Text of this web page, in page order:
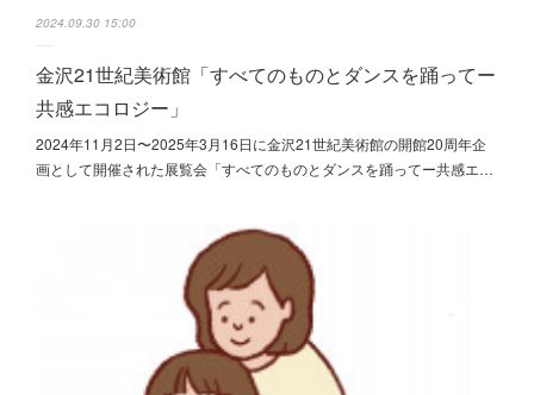
2024.09.30 15:00
金沢21世紀美術館「すべてのものとダンスを踊ってー
共感エコロジー」
2024年11月2日〜2025年3月16日に金沢21世紀美術館の開館20周年企
画として開催された展覧会「すべてのものとダンスを踊ってー共感エ…